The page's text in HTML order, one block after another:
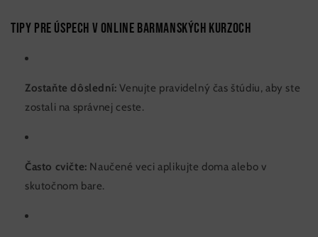
Tipy pre úspech v online barmanských kurzoch
Zostaňte dôslední: Venujte pravidelný čas štúdiu, aby ste
zostali na správnej ceste.
Často cvičte: Naučené veci aplikujte doma alebo v
skutočnom bare.